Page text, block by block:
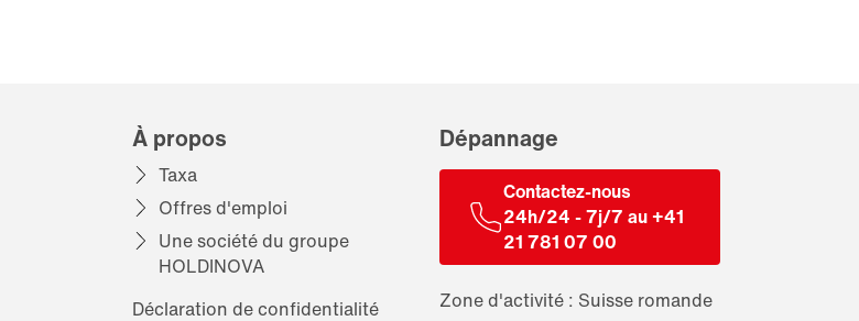
À propos
Taxa
Offres d'emploi
Une société du groupe
HOLDINOVA
Déclaration de confidentialité
Dépannage
Contactez-nous
24h/24 - 7j/7 au +41
21 781 07 00
Zone d'activité : Suisse romande